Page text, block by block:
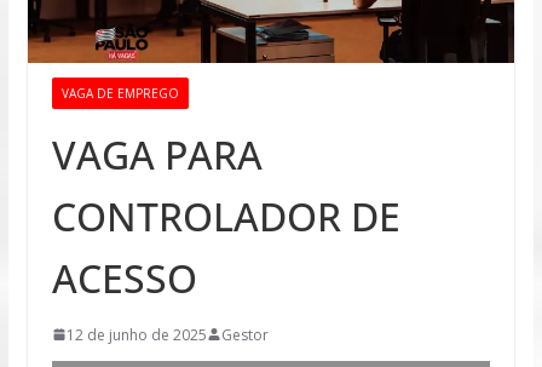
VAGA DE EMPREGO
VAGA PARA
CONTROLADOR DE
ACESSO
12 de junho de 2025 Gestor